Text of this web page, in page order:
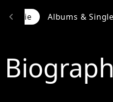
Albums &
chevron_left